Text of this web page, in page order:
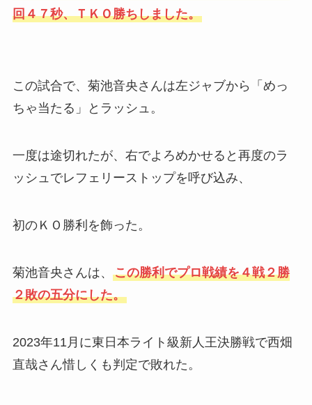
回４７秒、ＴＫＯ勝ちしました。
この試合で、菊池音央さんは左ジャブから「めっ
ちゃ当たる」とラッシュ。
一度は途切れたが、右でよろめかせると再度のラ
ッシュでレフェリーストップを呼び込み、
初のＫＯ勝利を飾った。
菊池音央さんは、 この勝利でプロ戦績を４戦２勝
２敗の五分にした。
2023年11月に東日本ライト級新人王決勝戦で西畑
直哉さん惜しくも判定で敗れた。